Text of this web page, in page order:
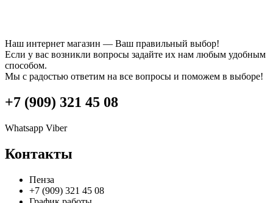
Наш интернет магазин — Ваш правильный выбор!
Если у вас возникли вопросы задайте их нам любым удобным
способом.
Мы с радостью ответим на все вопросы и поможем в выборе!
+7 (909) 321 45 08
Whatsapp Viber
Контакты
Пенза
+7 (909) 321 45 08